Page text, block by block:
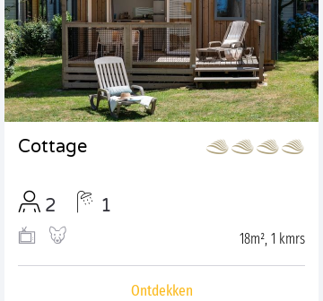
Cottage
2 1
18m², 1 kmrs
Ontdekken